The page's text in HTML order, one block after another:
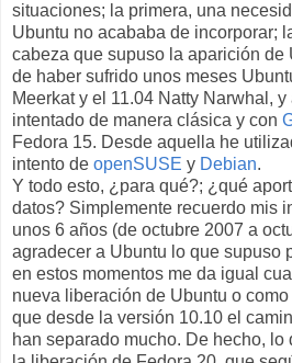
situaciones; la primera, una
Ubuntu no acababa de incorporar;
cabeza que supuso la aparición de
de haber sufrido unos meses
Meerkat y el 11.04 Natty Narwhal,
intentado de manera clásica y con
Fedora 15. Desde aquella he
intento de openSUSE y Debian.
Y todo esto, ¿para qué?; ¿qué
datos? Simplemente recuerdo mis
unos 6 años (de octubre 2007 a
agradecer a Ubuntu lo que supuso
en estos momentos me da igual
nueva liberación de Ubuntu o
que desde la versión 10.10 el
han separado mucho. De hecho, lo